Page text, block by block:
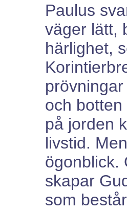
Paulus
väger lätt,
härlighet,
och
på jorden
livstid.
ögonblick.
skapar
som